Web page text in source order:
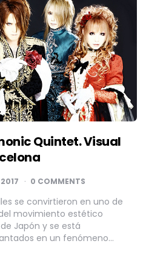
Quintet. Visual
0 COMMENTS
se convirtieron en uno de
movimiento estético
Japón y se está
en un fenómeno…